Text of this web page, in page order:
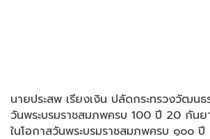
นายประสพ เรียงเงิน ปลัดกระทรวงวัฒน
วันพระบรมราชสมภพครบ 100 ปี 20 กัน
ในโอกาสวันพระบรมราชสมภพครบ ๑๐๐